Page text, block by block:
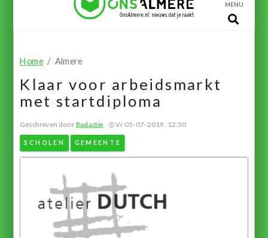
MENU
Home Almere
Klaar voor arbeidsmarkt
met startdiploma
Geschreven doorRedactie Vr 05-07-2019, 12:30
SCHOLEN GEMEENTE